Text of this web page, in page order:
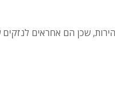
שכן הם אחראים